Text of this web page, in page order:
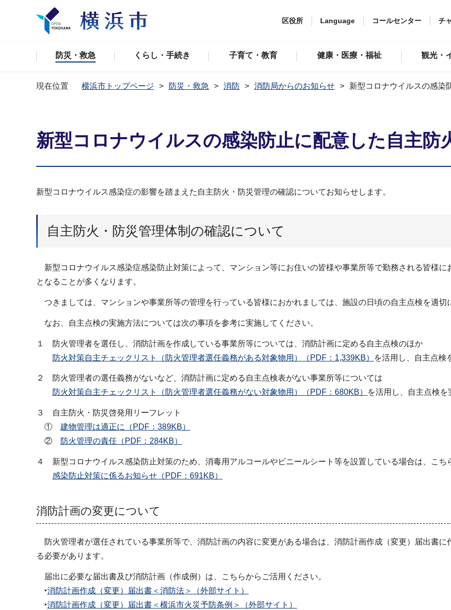
区役所 Language コールセンター チ
防災・救急 くらし・手続き 子育て・教育 健康・医療・福祉 観光・
現在位置 横浜市トップページ 防災・救急 消防 消防局からのお知らせ 新型コロナウイルスの感染
新型コロナウイルスの感染防止に配意した自主防
新型コロナウイルス感染症の影響を踏まえた自主防火・防災管理の確認についてお知らせします。
自主防火・防災管理体制の確認について
新型コロナウイルス感染症感染防止対策によって、マンション等にお住いの皆様や事業所等で勤務される皆様
となることが多くなります。
つきましては、マンションや事業所等の管理を行っている皆様におかれましては、施設の日頃の自主点検を適
なお、自主点検の実施方法については次の事項を参考に実施してください。
１ 防火管理者を選任し、消防計画を作成している事業所等については、消防計画に定める自主点検のほか
防火対策自主チェックリスト（防火管理者選任義務がある対象物用）（PDF：1,339KB）
を活用し、自主点検
２ 防火管理者の選任義務がないなど、消防計画に定める自主点検表がない事業所等については
防火対策自主チェックリスト（防火管理者選任義務がない対象物用）（PDF：680KB）
を活用し、自主点検
３ 自主防火・防災啓発用リーフレット
① 建物管理は適正に（PDF：389KB）
②
防火管理の責任（PDF：284KB）
４ 新型コロナウイルス感染防止対策のため、消毒用アルコールやビニールシート等を設置している場合は、こち
感染防止対策に係るお知らせ（PDF：691KB）
消防計画の変更について
防火管理者が選任されている事業所等で、消防計画の内容に変更がある場合は、消防計画作成（変更）届出書
る必要があります。
届出に必要な届出書及び消防計画（作成例）は、こちらからご活用ください。
‣消防計画作成（変更）届出書＜消防法＞（外部サイト）
‣消防計画作成（変更）届出書＜横浜市火災予防条例＞（外部サイト）